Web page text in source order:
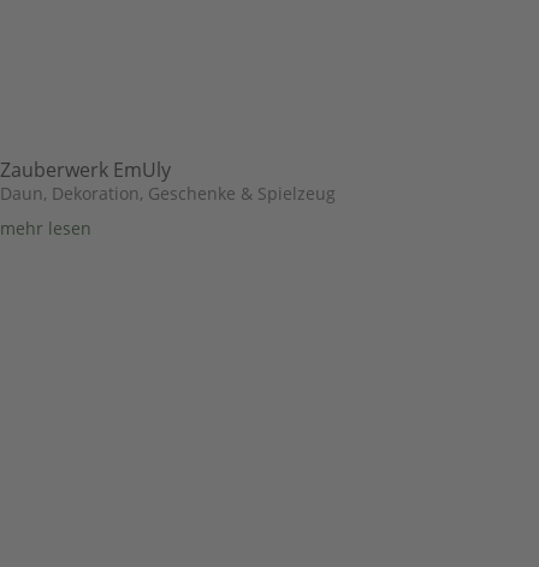
Zauberwerk EmUly
Daun, Dekoration, Geschenke & Spielzeug
mehr lesen